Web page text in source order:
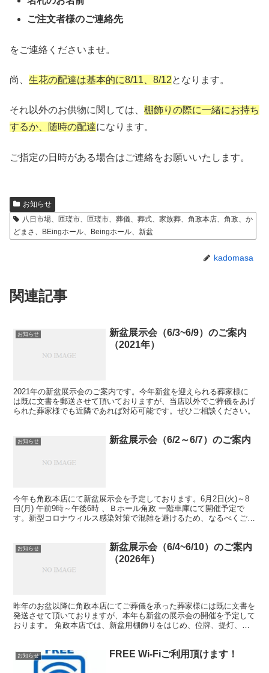
ご注文者様のご連絡先
をご連絡くださいませ。
尚、 生花の配達は基本的に8/11、8/12となります。
それ以外のお供物に関しては、 棚飾りの際に一緒にお持ち
するか、随時の配達になります。
ご指定の日時がある場合はご連絡をお願いいたします。
お知らせ
八日市場、匝瑳市、匝瑳市、葬儀、葬式、家族葬、角政本店、角政、か
どまさ、BEingホール、Beingホール、新盆
kadomasa
関連記事
お知らせ
新盆展示会（6/3~6/9）のご案内
（2021年）
2021年の新盆展示会のご案内です。今年新盆を迎えられる葬家様に
は既に文書を郵送させて頂いておりますが、当店以外でご葬儀をあげ
られた葬家様でも近隣であれば対応可能です。ぜひご相談ください。
お知らせ 新盆展示会（6/2～6/7）のご案内
今年も角政本店にて新盆展示会を予定しております。6月2日(火)～8
日(月) 午前9時～午後6時 、Ｂホール角政 一階車庫にて開催予定で
す。新型コロナウィルス感染対策で混雑を避けるため、なるべくご来
お知らせ
新盆展示会（6/4~6/10）のご案内
（2026年）
昨年のお盆以降に角政本店にてご葬儀を承った葬家様には既に文書を
発送させて頂いておりますが、本年も新盆の展示会の開催を予定して
おります。 角政本店では、新盆用棚飾りをはじめ、位牌、提灯、当
お知らせ FREE Wi-Fiご利用頂けます！